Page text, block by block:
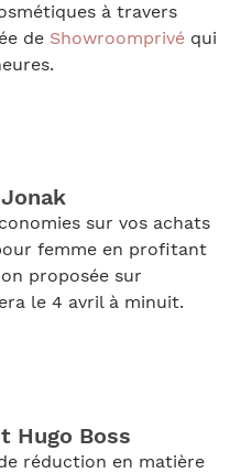
à travers
de Showroomprivéqui
sur vos achats
femme en profitant
proposée sur
le 4 avril à minuit.
Hugo Boss
réduction en matière